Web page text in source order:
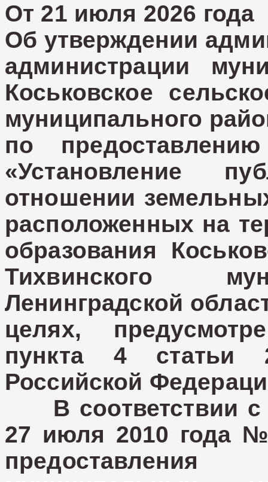
От 21 июля 2026
Об утверждении
администрации
Коськовское
муниципального
по
«Установление
отношении
расположенных на
образования
Тихвинского
Ленинградской
целях,
пункта 4 статьи
Российской
В соответствии с
27 июля 2010 года